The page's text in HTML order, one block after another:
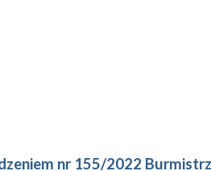
nr 155/2022